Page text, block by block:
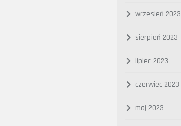
wrzesień 2023
sierpień 2023
lipiec 2023
czerwiec 2023
maj 2023